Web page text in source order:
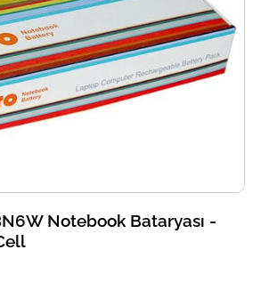
Notebook Bataryası -